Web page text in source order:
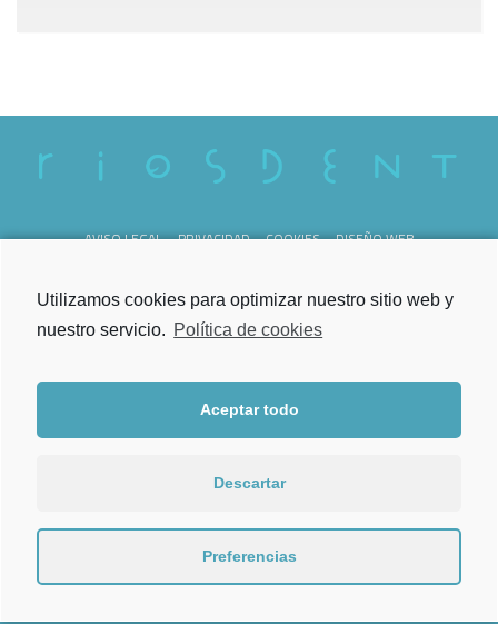
AVISO LEGAL PRIVACIDAD COOKIES DISEÑO WEB
Lunes a Viernes
de 09.00h a 21.00h
Torrecedeira 52, Bajo
36202 Vigo
Utilizamos cookies para optimizar nuestro sitio web y
nuestro servicio. Política de cookies
Aceptar todo
Descartar
Preferencias